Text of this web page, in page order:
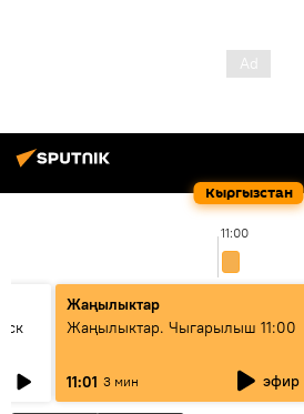
Кыргызстан
11:00
Жаңылыктар
Жаңылыктар. Чыгарылыш 11:00
11:01 3 мин эфир